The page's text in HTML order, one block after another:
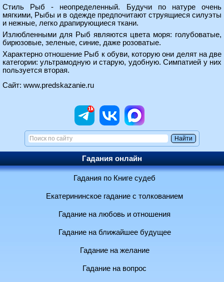
Стиль Рыб - неопределенный. Будучи по натуре очень
мягкими, Рыбы и в одежде предпочитают струящиеся силуэты
и нежные, легко драпирующиеся ткани.
Излюбленными для Рыб являются цвета моря: голубоватые,
бирюзовые, зеленые, синие, даже розоватые.
Характерно отношение Рыб к обуви, которую они делят на две
категории: ультрамодную и старую, удобную. Симпатией у них
пользуется вторая.
Сайт: www.predskazanie.ru
Гадания онлайн
Гадания по Книге судеб
Екатерининское гадание с толкованием
Гадание на любовь и отношения
Гадание на ближайшее будущее
Гадание на желание
Гадание на вопрос